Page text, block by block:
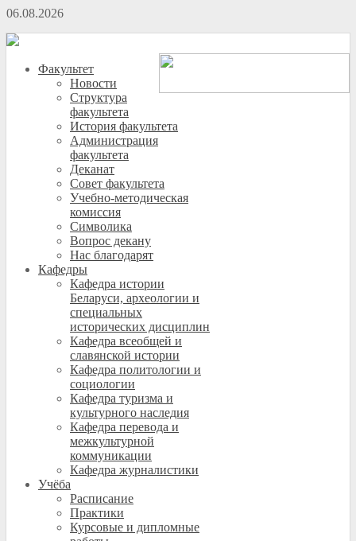
06.08.2026
Факультет
Новости
Структура
факультета
История факультета
Администрация
факультета
Деканат
Совет факультета
Учебно-методическая
комиссия
Символика
Вопрос декану
Нас благодарят
Кафедры
Кафедра истории
Беларуси, археологии и
специальных
исторических дисциплин
Кафедра всеобщей и
славянской истории
Кафедра политологии и
социологии
Кафедра туризма и
культурного наследия
Кафедра перевода и
межкультурной
коммуникации
Кафедра журналистики
Учёба
Расписание
Практики
Курсовые и дипломные